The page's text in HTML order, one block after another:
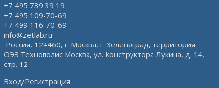
+7 495 739 39 19
+7 495 109-70-69
+7 499 116-70-69
info@zetlab.ru
Россия, 124460, г. Москва, г. Зеленоград, территория
ОЭЗ Технополис Москва, ул. Конструктора Лукина, д. 14,
стр. 12
Вход/Регистрация